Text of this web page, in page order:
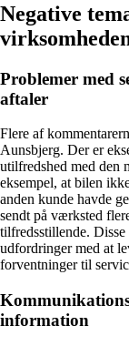
Negative
Problemer med
aftaler
Flere af
Aunsbjerg. Der er
utilfredshed med den
eksempel, at bilen
anden kunde havde
sendt på værksted
tilfredsstillende.
udfordringer med at
forventninger til
information